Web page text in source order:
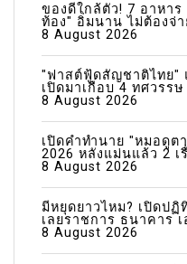
ของดีใกล้ตัว! 7 อาหา
ท้อง" อิ่มนาน ไม่ต้องจ่า
8 August 2026
"ฟาสต์ฟู้ดสัญชาติไทย"
เปิดมาเกือบ 4 ทศวรร
8 August 2026
เปิดคำทำนาย "หมอดูต
2026 หลังแม่นแล้ว 2 เ
8 August 2026
มีหยุดยาวไหม? เปิดป
เลยราชการ ธนาคาร
8 August 2026